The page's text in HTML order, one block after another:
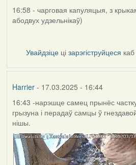
16:58 - чарговая капуляцыя, з
абодвух удзельнікаў)
Увайдзіце цізарэгіструйцеся
Harrier- 17.03.2025 - 16:44
16:43 -нарэшце самец прынёс
грызуна і перадаў самцы ў
нішы.